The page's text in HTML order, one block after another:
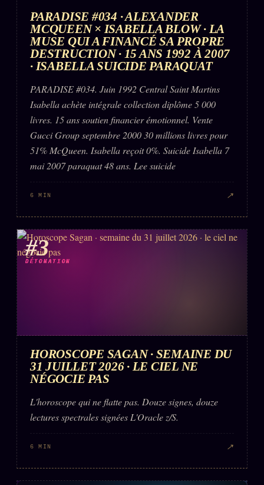
PARADISE #034 · ALEXANDER
MCQUEEN × ISABELLA BLOW · LA
MUSE QUI A FINANCÉ SA PROPRE
DESTRUCTION · 15 ANS 1992 À 2007
· ISABELLA SUICIDE PARAQUAT
PARADISE #034. Juin 1992 Central Saint Martins
Isabella achète intégrale collection diplôme 5 000
livres. 15 ans soutien financier émotionnel. Vente
Gucci Group septembre 2000 30 millions livres pour
51% McQueen. Isabella reçoit 0%. Suicide Isabella 7
mai 2007 paraquat 48 ans. Lee suicide
6 MIN ↗
#3
DÉTONATION
HOROSCOPE SAGAN · SEMAINE DU
31 JUILLET 2026 · LE CIEL NE
NÉGOCIE PAS
L'horoscope qui ne flatte pas. Douze signes, douze
lectures spectrales signées L'Oracle z/S.
6 MIN ↗